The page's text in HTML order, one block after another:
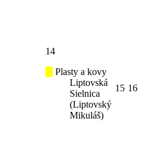
14
Plasty a kovy
Liptovská
Sielnica
(Liptovský
Mikuláš)
15 16